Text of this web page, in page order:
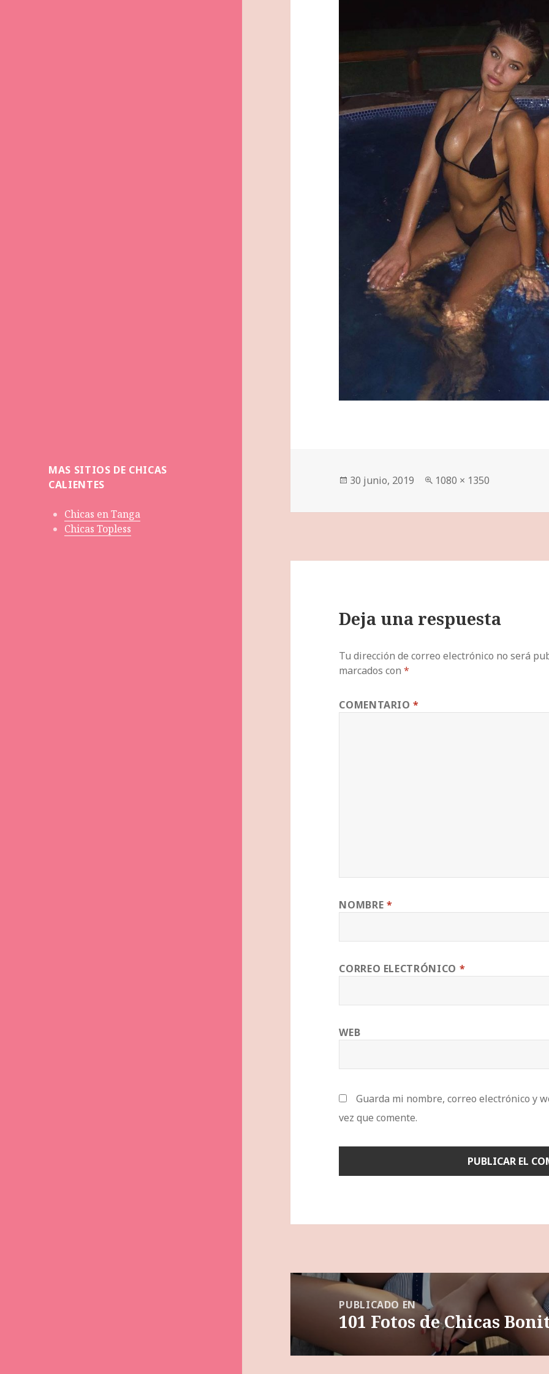
MAS SITIOS DE CHICAS
CALIENTES
Chicas en Tanga
Chicas Topless
Publicado
30 junio, 2019
Tamaño
1080 × 1350
Deja una respuesta
Tu dirección de correo electrónico no será
marcados con*
COMENTARIO*
NOMBRE *
CORREO ELECTRÓNICO *
WEB
Guarda mi nombre, correo electrónico y
vez que comente.
Navegación
entradas
PUBLICADO EN
101 Fotos de Chicas